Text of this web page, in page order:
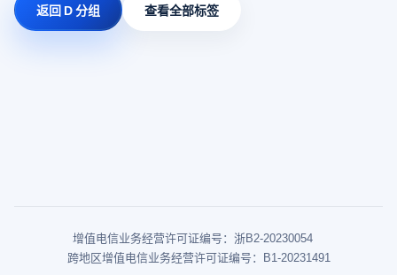
返回 D 分组 查看全部标签
增值电信业务经营许可证编号：浙B2-20230054
跨地区增值电信业务经营许可证编号：B1-20231491